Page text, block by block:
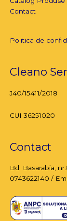
Contact
Politica de
Cleano
J40/15411/2018
CUI 36251020
Contact
Bd. Basarabia,
0743622140 /